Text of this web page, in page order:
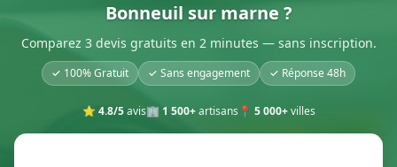
Bonneuil sur marne ?
Comparez 3 devis gratuits en 2 minutes — sans inscription.
✓ 100% Gratuit ✓ Sans engagement ✓ Réponse 48h
⭐ 4.8/5avis🏢 1 500+artisans 📍 5 000+villes